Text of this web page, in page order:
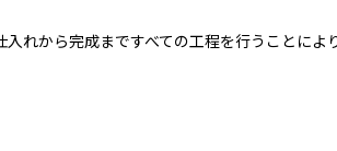
れから完成まですべての工程を行うことによ